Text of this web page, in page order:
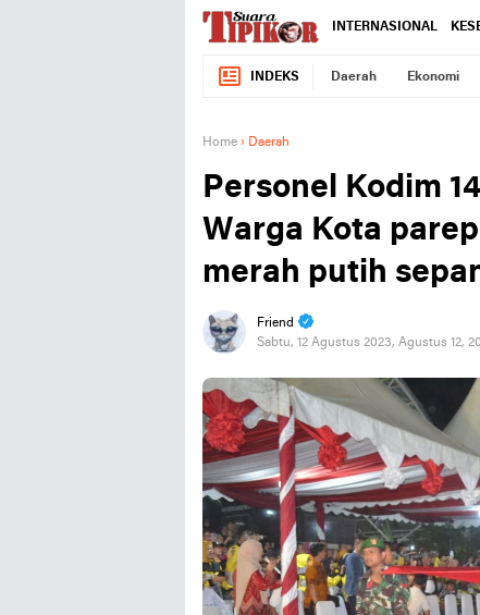
INTERNASIONAL
INDEKS Daerah Ekonomi
Home › Daerah
Personel Kodim
Warga Kota
merah putih
Friend
Sabtu, 12 Agustus 2023, Agustus 12,